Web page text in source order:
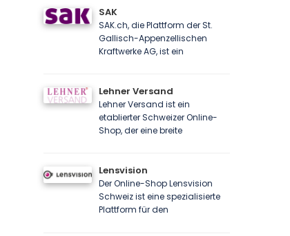
SAK
SAK.ch, die Plattform der St.
Gallisch-Appenzellischen
Kraftwerke AG, ist ein
Lehner Versand
Lehner Versand ist ein
etablierter Schweizer Online-
Shop, der eine breite
Lensvision
Der Online-Shop Lensvision
Schweiz ist eine spezialisierte
Plattform für den